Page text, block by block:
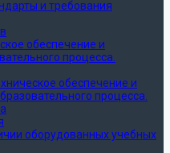
и требования
обеспечение и
процесса.
обеспечение и
процесса.
оборудованных учебных